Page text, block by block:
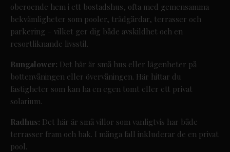
oberoende hem i ett bostadshus, ofta med gemensamma
bekvämligheter som pooler, trädgårdar, terrasser och
parkering – vilket ger dig både avskildhet och en
resortliknande livsstil.
Bungalower: Det här är små hus eller lägenheter på
bottenvåningen eller övervåningen. Här hittar du
fastigheter som kan ha en egen tomt eller ett privat
solarium.
Radhus: Det här är små villor som vanligtvis har både
terrasser fram och bak. I många fall inkluderar de en privat
pool.